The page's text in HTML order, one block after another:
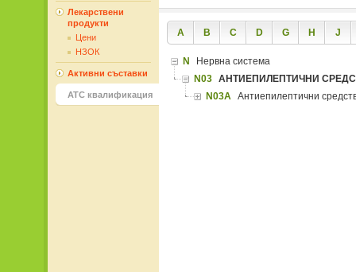
A B C D G H J
N
Нервна система
N03 АНТИЕПИЛЕПТИЧНИ
N03A Антиепилептични
Лекарствени
продукти
Цени
НЗОК
Активни съставки
ATC квалификация